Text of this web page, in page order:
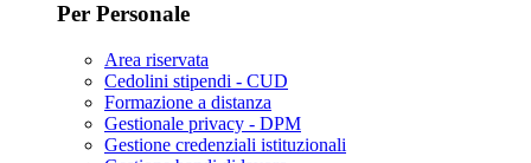
Per Personale
Area riservata
Cedolini stipendi - CUD
Formazione a distanza
Gestionale privacy - DPM
Gestione credenziali istituzionali